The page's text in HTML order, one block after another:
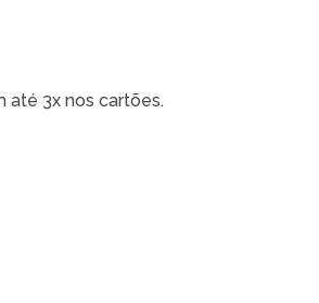
até 3x nos cartões.